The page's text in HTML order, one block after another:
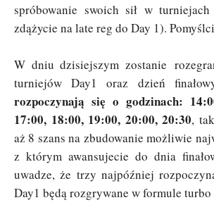
spróbowanie swoich sił w
zdążycie na late reg do Day 1).
W dniu dzisiejszym zostanie
turniejów Day1 oraz dzień
rozpoczynają się o godzinach:
17:00, 18:00, 19:00, 20:00, 20:30,
aż 8 szans na zbudowanie możliwie
z którym awansujecie do dnia
uwadze, że trzy najpóźniej
Day1 będą rozgrywane w formule turbo